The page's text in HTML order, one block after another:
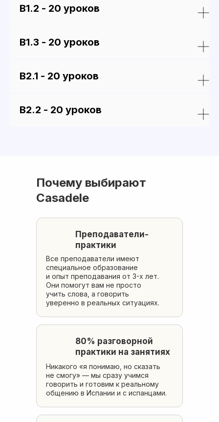
В1.2 - 20 уроков
В1.3 - 20 уроков
В2.1 - 20 уроков
В2.2 - 20 уроков
Почему выбирают
Casadele
Преподаватели-
практики
Все преподаватели имеют
специальное образование
и опыт преподавания от 3-х лет.
Они помогут вам не просто
учить слова, а говорить
уверенно в реальных ситуациях.
80% разговорной
практики на занятиях
Никакого «я понимаю, но сказать
не смогу» — мы сразу учимся
говорить и готовим к реальному
общению в Испании и с испанцами.